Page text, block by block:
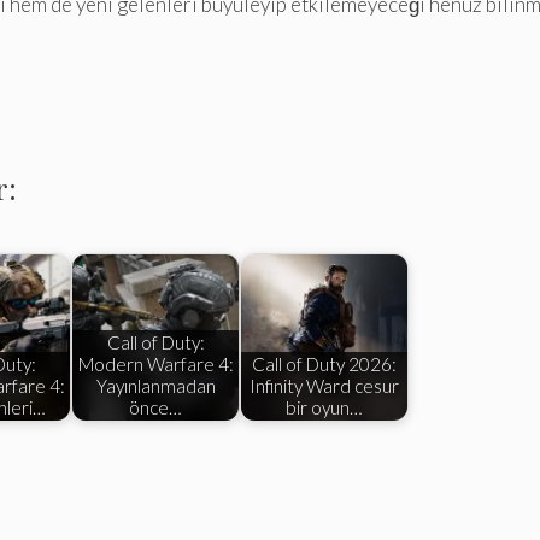
4:
Call of Duty:
Modern Warfare 4:
Yayınlanmadan
önce…
Call of Duty 2026:
Infinity Ward cesur
bir oyun…